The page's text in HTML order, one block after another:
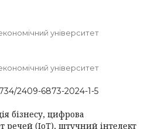
університет
університет
2409-6873-2024-1-5
бізнесу, цифрова
речей (IoT), штучний інтелект